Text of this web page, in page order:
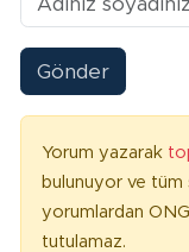
Gönder
Yorum yazarak
bulunuyor ve tüm
yorumlardan
tutulamaz.